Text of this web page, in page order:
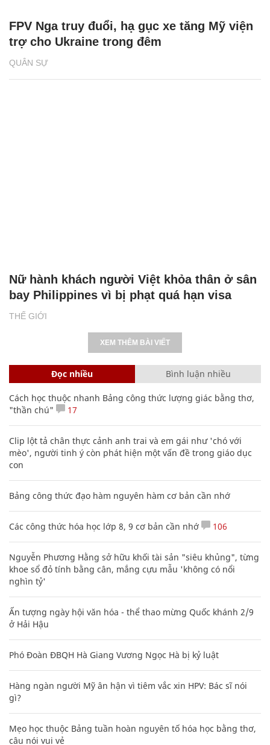
QUÂN SỰ
FPV Nga truy đuổi, hạ gục xe tăng Mỹ viện
trợ cho Ukraine trong đêm
THẾ GIỚI
Nữ hành khách người Việt khỏa thân ở sân
bay Philippines vì bị phạt quá hạn visa
XEM THÊM BÀI VIẾT
Đọc nhiều Bình luận nhiều
Cách học thuộc nhanh Bảng công thức lượng giác bằng thơ,
"thần chú"
17
Clip lột tả chân thực cảnh anh trai và em gái như 'chó với
mèo', người tinh ý còn phát hiện một vấn đề trong giáo dục
con
Bảng công thức đạo hàm nguyên hàm cơ bản cần nhớ
Các công thức hóa học lớp 8, 9 cơ bản cần nhớ 106
Nguyễn Phương Hằng sở hữu khối tài sản "siêu khủng", từng
khoe sổ đỏ tính bằng cân, mắng cựu mẫu 'không có nổi
nghìn tỷ'
Ấn tượng ngày hội văn hóa - thể thao mừng Quốc khánh 2/9
ở Hải Hậu
Phó Đoàn ĐBQH Hà Giang Vương Ngọc Hà bị kỷ luật
Hàng ngàn người Mỹ ân hận vì tiêm vắc xin HPV: Bác sĩ nói
gì?
Mẹo học thuộc Bảng tuần hoàn nguyên tố hóa học bằng thơ,
câu nói vui vẻ